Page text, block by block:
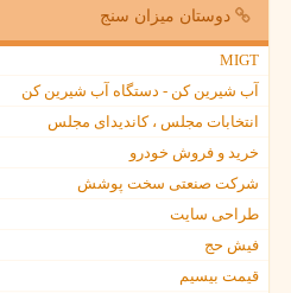
دوستان میزان سنج
MIGT
آب شیرین کن - دستگاه آب شیرین کن
انتخابات مجلس ، کاندیدای مجلس
خرید و فروش خودرو
شرکت صنعتی سخت پوشش
طراحی سایت
فیش حج
قیمت بیسیم